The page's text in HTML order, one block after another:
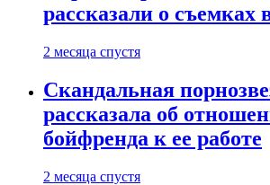
рассказали о съемках
2 месяца спустя
Скандальная
рассказала об
бойфренда к ее работе
2 месяца спустя